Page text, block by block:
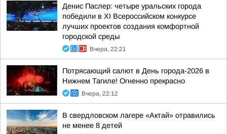
Денис Паслер: четыре уральских города
победили в XI Всероссийском конкурсе
лучших проектов создания комфортной
городской среды
Вчера, 22:21
Потрясающий салют в День города-2026 в
Нижнем Тагиле! Огненно прекрасно
Вчера, 22:12
В свердловском лагере «Актай» отравились
не менее 8 детей